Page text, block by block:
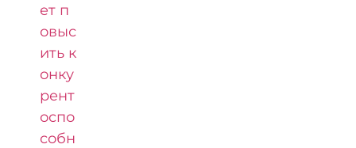
ет п
овыс
ить к
онку
рент
оспо
собн